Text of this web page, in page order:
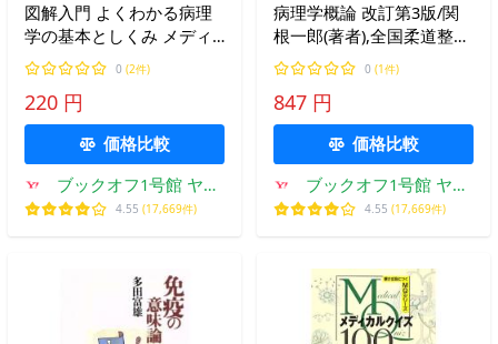
図解入門 よくわかる病理
学の基本としくみ メディ
カルサイエンスシリーズ/
田村浩一【著】
0 (2件)
220 円
価格比較
ブックオフ1号館 ヤフ
ーショッピング店
4.55 (17,669件)
病理学概論 改訂第3版/関
根一郎(著者),全国柔道整復
学校協会(著者)
0 (1件)
847 円
価格比較
ブックオフ1号館 ヤフ
ーショッピング店
4.55 (17,669件)